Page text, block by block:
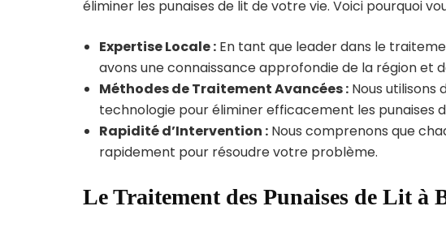
éliminer les punaises de lit de votre vie. Voici pourquoi
Expertise Locale : En tant que leader dans le
avons une connaissance approfondie de la région et
Méthodes de Traitement Avancées : Nous
technologie pour éliminer efficacement les punaises
Rapidité d’Intervention : Nous comprenons que
rapidement pour résoudre votre problème.
Le Traitement des Punaises de Lit à